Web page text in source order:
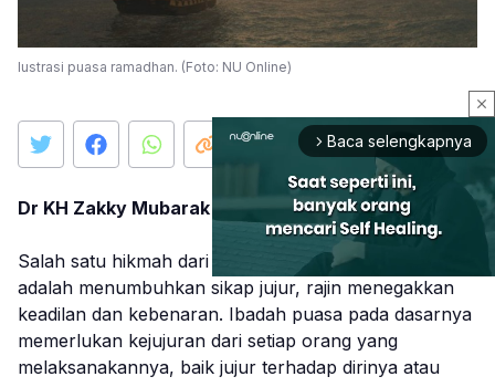
Iustrasi puasa ramadhan. (Foto: NU Online)
Dr KH Zakky Mubarak
Salah satu hikmah dari pelaksanaan puasa Ramadhan
adalah menumbuhkan sikap jujur, rajin menegakkan
keadilan dan kebenaran. Ibadah puasa pada dasarnya
memerlukan kejujuran dari setiap orang yang
melaksanakannya, baik jujur terhadap dirinya atau
close
arrow_forward_ios Baca selengkapnya